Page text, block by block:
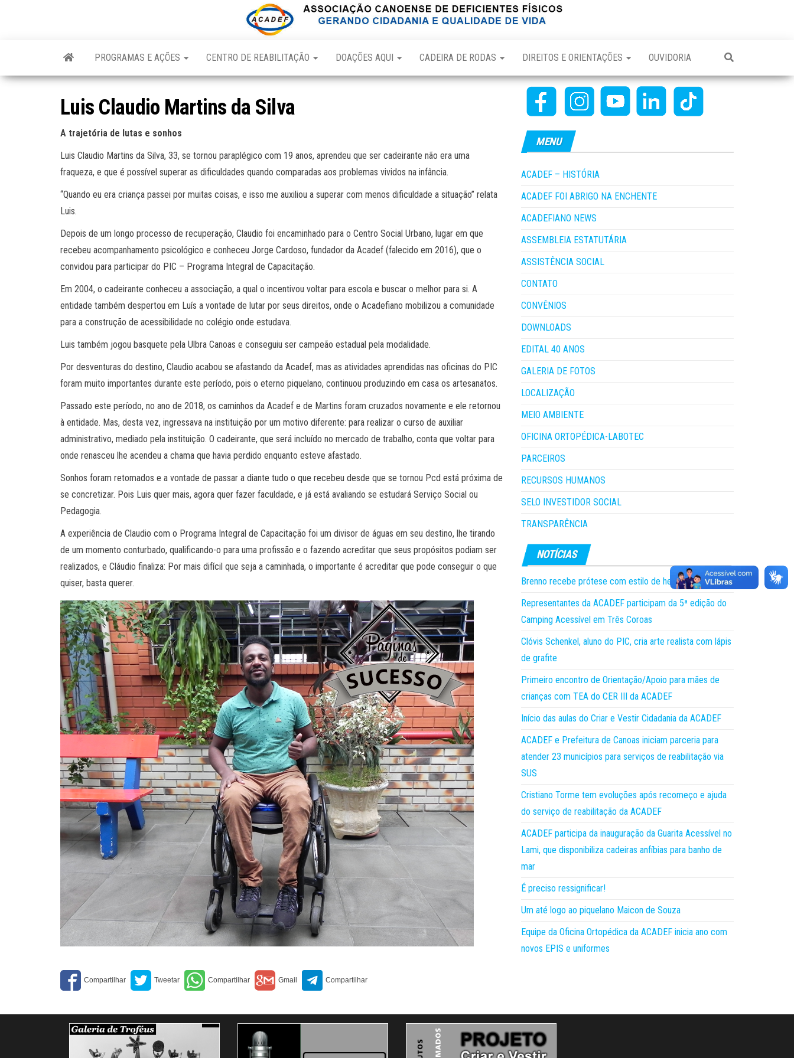
PROGRAMAS E AÇÕES CENTRO DE REABILITAÇÃO DOAÇÕES AQUI CADEIRA DE RODAS DIREITOS E ORIENTAÇÕES OUVIDORIA
Luis Claudio Martins da Silva
A trajetória de lutas e sonhos
Luis Claudio Martins da Silva, 33, se tornou paraplégico com 19 anos, aprendeu que ser cadeirante não era uma
fraqueza, e que é possível superar as dificuldades quando comparadas aos problemas vividos na infância.
“Quando eu era criança passei por muitas coisas, e isso me auxiliou a superar com menos dificuldade a situação” relata
Luis.
Depois de um longo processo de recuperação, Claudio foi encaminhado para o Centro Social Urbano, lugar em que
recebeu acompanhamento psicológico e conheceu Jorge Cardoso, fundador da Acadef (falecido em 2016), que o
convidou para participar do PIC – Programa Integral de Capacitação.
Em 2004, o cadeirante conheceu a associação, a qual o incentivou voltar para escola e buscar o melhor para si. A
entidade também despertou em Luís a vontade de lutar por seus direitos, onde o Acadefiano mobilizou a comunidade
para a construção de acessibilidade no colégio onde estudava.
Luis também jogou basquete pela Ulbra Canoas e conseguiu ser campeão estadual pela modalidade.
Por desventuras do destino, Claudio acabou se afastando da Acadef, mas as atividades aprendidas nas oficinas do PIC
foram muito importantes durante este período, pois o eterno piquelano, continuou produzindo em casa os artesanatos.
Passado este período, no ano de 2018, os caminhos da Acadef e de Martins foram cruzados novamente e ele retornou
à entidade. Mas, desta vez, ingressava na instituição por um motivo diferente: para realizar o curso de auxiliar
administrativo, mediado pela instituição. O cadeirante, que será incluído no mercado de trabalho, conta que voltar para
onde renasceu lhe acendeu a chama que havia perdido enquanto esteve afastado.
Sonhos foram retomados e a vontade de passar a diante tudo o que recebeu desde que se tornou Pcd está próxima de
se concretizar. Pois Luis quer mais, agora quer fazer faculdade, e já está avaliando se estudará Serviço Social ou
Pedagogia.
A experiência de Claudio com o Programa Integral de Capacitação foi um divisor de águas em seu destino, lhe tirando
de um momento conturbado, qualificando-o para uma profissão e o fazendo acreditar que seus propósitos podiam ser
realizados, e Cláudio finaliza: Por mais difícil que seja a caminhada, o importante é acreditar que pode conseguir o que
quiser, basta querer.
MENU
ACADEF – HISTÓRIA
ACADEF FOI ABRIGO NA ENCHENTE
ACADEFIANO NEWS
ASSEMBLEIA ESTATUTÁRIA
ASSISTÊNCIA SOCIAL
CONTATO
CONVÊNIOS
DOWNLOADS
EDITAL 40 ANOS
GALERIA DE FOTOS
LOCALIZAÇÃO
MEIO AMBIENTE
OFICINA ORTOPÉDICA-LABOTEC
PARCEIROS
RECURSOS HUMANOS
SELO INVESTIDOR SOCIAL
TRANSPARÊNCIA
Brenno recebe prótese com estilo de herói!
Representantes da ACADEF participam da 5ª edição do
Camping Acessível em Três Coroas
Clóvis Schenkel, aluno do PIC, cria arte realista com lápis
de grafite
Primeiro encontro de Orientação/Apoio para mães de
crianças com TEA do CER III da ACADEF
Início das aulas do Criar e Vestir Cidadania da ACADEF
ACADEF e Prefeitura de Canoas iniciam parceria para
atender 23 municípios para serviços de reabilitação via
SUS
Cristiano Torme tem evoluções após recomeço e ajuda
do serviço de reabilitação da ACADEF
ACADEF participa da inauguração da Guarita Acessível no
Lami, que disponibiliza cadeiras anfíbias para banho de
mar
É preciso ressignificar!
Um até logo ao piquelano Maicon de Souza
Equipe da Oficina Ortopédica da ACADEF inicia ano com
novos EPIS e uniformes